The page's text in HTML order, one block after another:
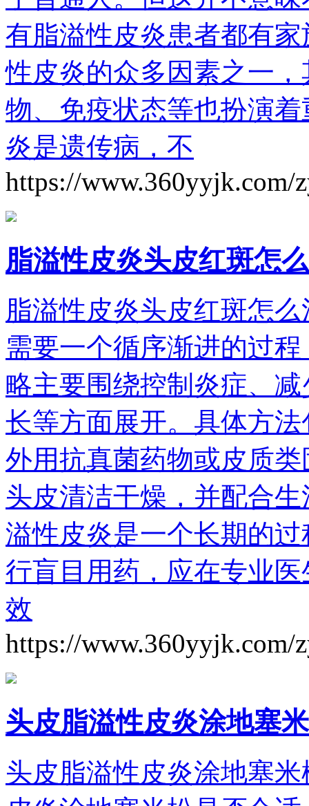
有脂溢性皮炎患者都有
性皮炎的众多因素之一
物、免疫状态等也扮演
炎是遗传病，不
https://www.360yyjk.com/
脂溢性皮炎头皮红斑怎
脂溢性皮炎头皮红斑怎
需要一个循序渐进的过
略主要围绕控制炎症、
长等方面展开。具体方
外用抗真菌药物或皮质
头皮清洁干燥，并配合
溢性皮炎是一个长期的
行盲目用药，应在专业
效
https://www.360yyjk.com/
头皮脂溢性皮炎涂地塞
头皮脂溢性皮炎涂地塞